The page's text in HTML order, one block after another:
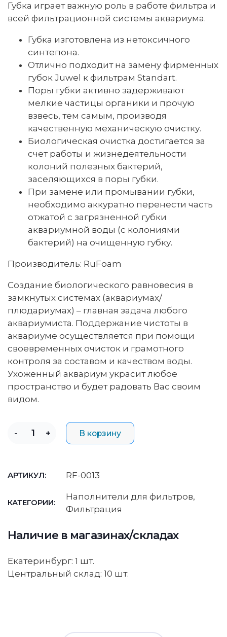
Губка играет важную роль в работе фильтра и
всей фильтрационной системы аквариума.
Губка изготовлена из нетоксичного
синтепона.
Отлично подходит на замену фирменных
губок Juwel к фильтрам Standart.
Поры губки активно задерживают
мелкие частицы органики и прочую
взвесь, тем самым, производя
качественную механическую очистку.
Биологическая очистка достигается за
счет работы и жизнедеятельности
колоний полезных бактерий,
заселяющихся в поры губки.
При замене или промывании губки,
необходимо аккуратно перенести часть
отжатой с загрязненной губки
аквариумной воды (с колониями
бактерий) на очищенную губку.
Производитель: RuFoam
Создание биологического равновесия в
замкнутых системах (аквариумах/
плюдариумах) – главная задача любого
аквариумиста. Поддержание чистоты в
аквариуме осуществляется при помощи
своевременных очисток и грамотного
контроля за составом и качеством воды.
Ухоженный аквариум украсит любое
пространство и будет радовать Вас своим
видом.
+
- В корзину
АРТИКУЛ: RF-0013
КАТЕГОРИИ:
Наполнители для фильтров,
Фильтрация
Наличие в магазинах/складах
Екатеринбург: 1 шт.
Центральный склад: 10 шт.